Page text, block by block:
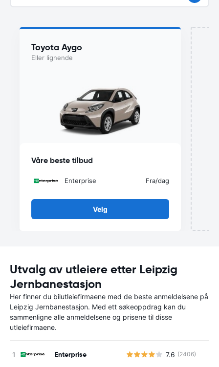
Toyota Aygo
Eller lignende
Våre beste tilbud
Enterprise Fra/dag
Velg
Utvalg av utleiere etter Leipzig
Jernbanestasjon
Her finner du bilutleiefirmaene med de beste anmeldelsene på
Leipzig Jernbanestasjon. Med ett søkeoppdrag kan du
sammenligne alle anmeldelsene og prisene til disse
utleiefirmaene.
Enterprise 7.6 (2406)